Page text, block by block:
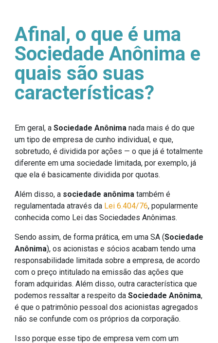
Afinal, o que é uma
Sociedade Anônima e
quais são suas
características?
Em geral, a Sociedade Anônima nada mais é do que
um tipo de empresa de cunho individual, e que,
sobretudo, é dividida por ações — o que já é totalmente
diferente em uma sociedade limitada, por exemplo, já
que ela é basicamente dividida por quotas.
Além disso, a sociedade anônima também é
regulamentada através da Lei 6.404/76, popularmente
conhecida como Lei das Sociedades Anônimas.
Sendo assim, de forma prática, em uma SA (Sociedade
Anônima), os acionistas e sócios acabam tendo uma
responsabilidade limitada sobre a empresa, de acordo
com o preço intitulado na emissão das ações que
foram adquiridas. Além disso, outra característica que
podemos ressaltar a respeito da Sociedade Anônima,
é que o patrimônio pessoal dos acionistas agregados
não se confunde com os próprios da corporação.
Isso porque esse tipo de empresa vem com um